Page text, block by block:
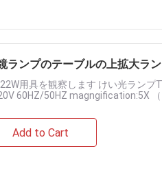
ランプのテーブルの上拡大ラ
用具を観察します けい光ランプ
60HZ/50HZ magngification:5X
Add to Cart